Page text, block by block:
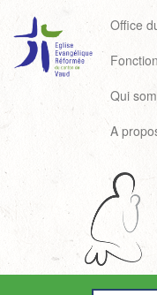
Office
Qui
A